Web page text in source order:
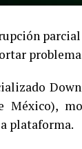
plataforma.